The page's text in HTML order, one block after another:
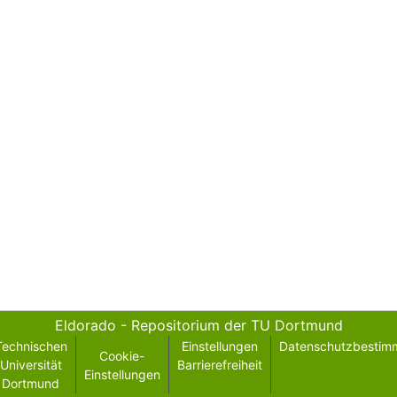
Eldorado - Repositorium der TU Dortmund
Universität
Dortmund
Cookie-
Einstellungen
Einstellungen
Barrierefreiheit